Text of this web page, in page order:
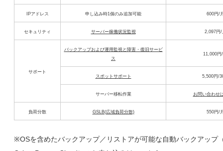
IPアドレス 申し込み時1個のみ追加可能 600円/
セキュリティ サーバー稼働状況監視 2,097円/
サポート
バックアップおよび運用監視と障害・復旧サービ
ス
11,000円
スポットサポート 5,500円/
サーバー移転作業 お問い合わせ
負荷分散 GSLB(広域負荷分散) 550円/
※OSを含めたバックアップ／リストアが可能な自動バックアップ